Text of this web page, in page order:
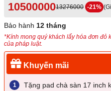
1050000013276000 -21%
Bảo hành 12 tháng
*Kính mong quý khách lấy hóa đơn đỏ
của pháp luật.
Khuyến mãi
Tặng pad chà sàn 17 inch